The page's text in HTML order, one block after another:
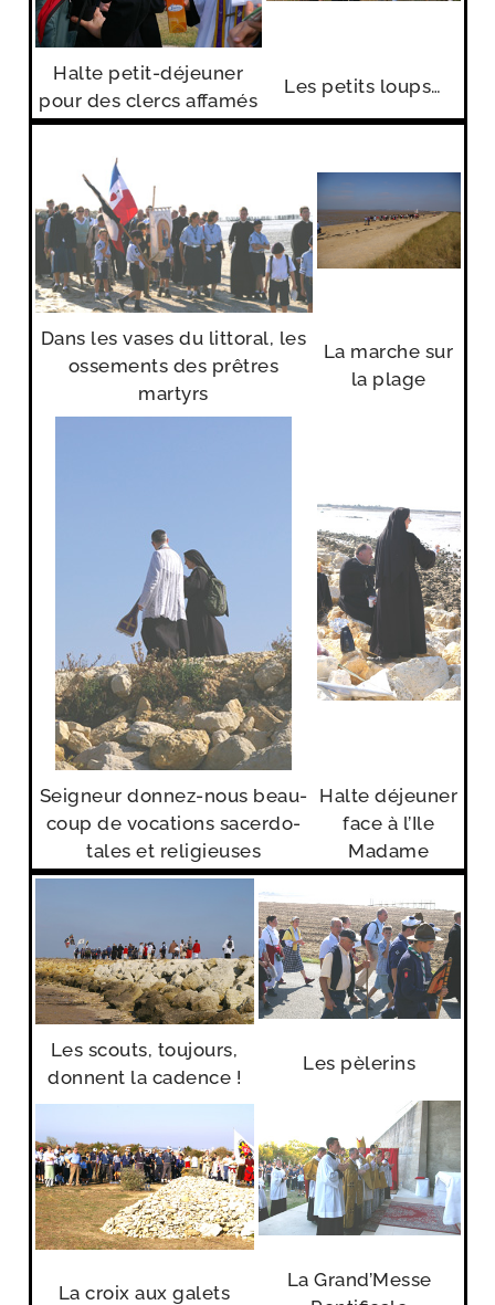
Halte petit-​déjeuner
pour des clercs affamés
Les petits loups…
Dans les vases du lit­to­ral, les
osse­ments des prêtres
martyrs
La marche sur
la plage
Seigneur donnez-​nous beau­
coup de voca­tions sacer­do­
tales et religieuses
Halte déjeu­ner
face à l’Ile
Madame
Les scouts, tou­jours,
donnent la cadence !
Les pèle­rins
La croix aux galets
La Grand’Messe